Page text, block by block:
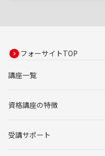
フォーサイトTOP
講座一覧
資格講座の特徴
受講サポート